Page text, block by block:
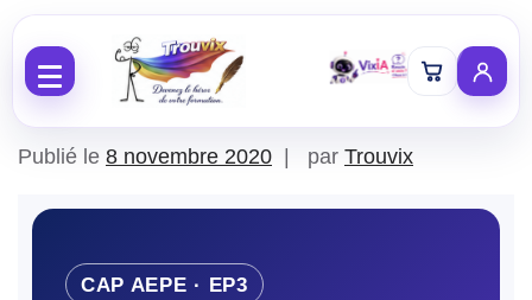
Aller au contenu
Publié le 8 novembre 2020 par Trouvix
CAP AEPE · EP3